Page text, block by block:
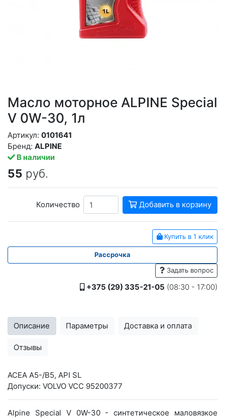
Масло моторное ALPINE Special
V 0W-30, 1л
В наличии
Бренд: ALPINE
Артикул: 0101641
55 руб.
Количество Добавить в корзину
Купить в 1 клик
Рассрочка
Задать вопрос
+375 (29) 335-21-05 (08:30 - 17:00)
Описание Параметры Доставка и оплата
Отзывы
ACEA A5-/B5, API SL
Допуски: VOLVO VCC 95200377
Alpine Special V 0W-30 - синтетическое маловязкое